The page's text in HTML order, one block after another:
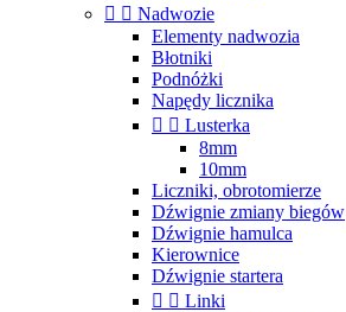
  Nadwozie
Elementy nadwozia
Błotniki
Podnóżki
Napędy licznika
  Lusterka
8mm
10mm
Liczniki, obrotomierze
Dźwignie zmiany biegów
Dźwignie hamulca
Kierownice
Dźwignie startera
  Linki